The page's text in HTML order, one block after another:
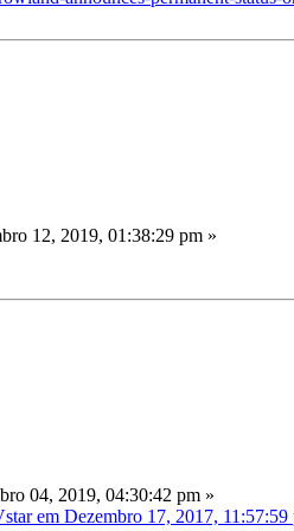
12, 2019, 01:38:29 pm »
04, 2019, 04:30:42 pm »
em Dezembro 17, 2017, 11:57:59